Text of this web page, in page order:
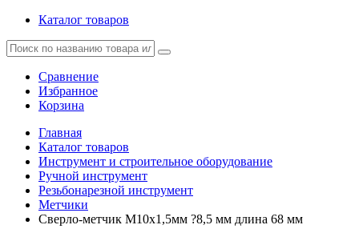
Каталог товаров
Сравнение
Избранное
Корзина
Главная
Каталог товаров
Инструмент и строительное оборудование
Ручной инструмент
Резьбонарезной инструмент
Метчики
Сверло-метчик M10x1,5мм ?8,5 мм длина 68 мм